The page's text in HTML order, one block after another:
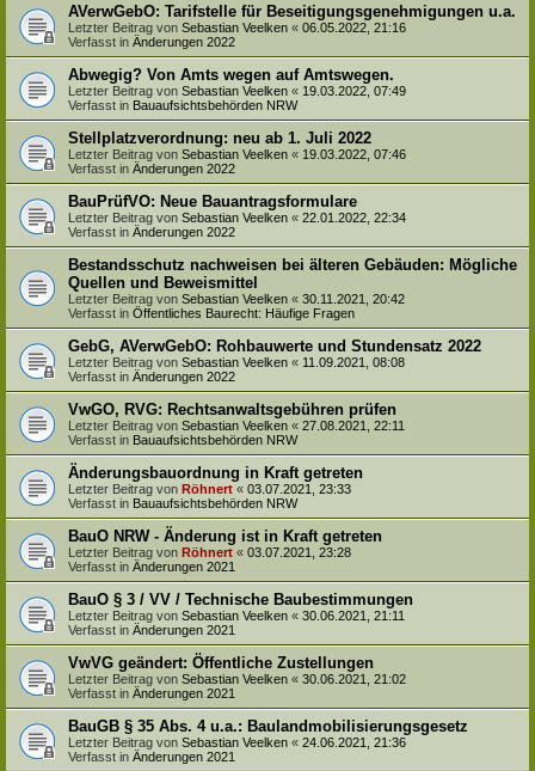
AVerwGebO: Tarifstelle für Beseitigungsgenehmigungen u.a.
Letzter Beitrag von Sebastian Veelken « 06.05.2022, 21:16
Verfasst in Änderungen 2022
Abwegig? Von Amts wegen auf Amtswegen.
Letzter Beitrag von Sebastian Veelken « 19.03.2022, 07:49
Verfasst in Bauaufsichtsbehörden NRW
Stellplatzverordnung: neu ab 1. Juli 2022
Letzter Beitrag von Sebastian Veelken « 19.03.2022, 07:46
Verfasst in Änderungen 2022
BauPrüfVO: Neue Bauantragsformulare
Letzter Beitrag von Sebastian Veelken « 22.01.2022, 22:34
Verfasst in Änderungen 2022
Bestandsschutz nachweisen bei älteren Gebäuden: Mögliche
Quellen und Beweismittel
Letzter Beitrag von Sebastian Veelken « 30.11.2021, 20:42
Verfasst in Öffentliches Baurecht: Häufige Fragen
GebG, AVerwGebO: Rohbauwerte und Stundensatz 2022
Letzter Beitrag von Sebastian Veelken « 11.09.2021, 08:08
Verfasst in Änderungen 2022
VwGO, RVG: Rechtsanwaltsgebühren prüfen
Letzter Beitrag von Sebastian Veelken « 27.08.2021, 22:11
Verfasst in Bauaufsichtsbehörden NRW
Änderungsbauordnung in Kraft getreten
Letzter Beitrag von Röhnert « 03.07.2021, 23:33
Verfasst in Bauaufsichtsbehörden NRW
BauO NRW - Änderung ist in Kraft getreten
Letzter Beitrag von Röhnert « 03.07.2021, 23:28
Verfasst in Änderungen 2021
BauO § 3 / VV / Technische Baubestimmungen
Letzter Beitrag von Sebastian Veelken « 30.06.2021, 21:11
Verfasst in Änderungen 2021
VwVG geändert: Öffentliche Zustellungen
Letzter Beitrag von Sebastian Veelken « 30.06.2021, 21:02
Verfasst in Änderungen 2021
BauGB § 35 Abs. 4 u.a.: Baulandmobilisierungsgesetz
Letzter Beitrag von Sebastian Veelken « 24.06.2021, 21:36
Verfasst in Änderungen 2021